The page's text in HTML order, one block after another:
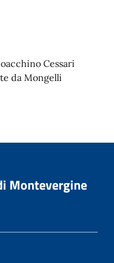
Cessari
da Mongelli
Montevergine